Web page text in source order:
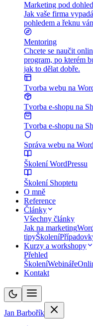
Marketing pod
Jak vaše firma
pohledem a řeknu
Mentoring
Chcete se naučit
program, po kterém
jak to dělat dobře.
Tvorba webu na
Tvorba e-shopu na
Tvorba e-shopu na
Správa webu na
Školení WordPressu
Školení Shoptetu
O mně
Reference
Články
Všechny články
Jak na marketing
tipyŠkolení
Kurzy a workshopy
Přehled
ŠkoleníWebináře
Kontakt
Jan Barbořík